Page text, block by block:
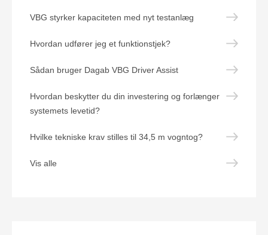
VBG styrker kapaciteten med nyt testanlæg
Hvordan udfører jeg et funktionstjek?
Sådan bruger Dagab VBG Driver Assist
Hvordan beskytter du din investering og forlænger
systemets levetid?
Hvilke tekniske krav stilles til 34,5 m vogntog?
Vis alle